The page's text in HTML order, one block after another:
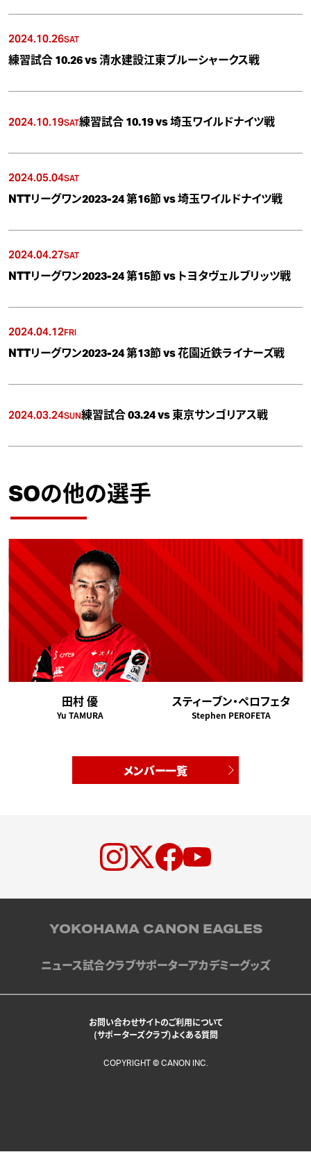
2024.10.26SAT
練習試合 10.26 vs 清水建設江東ブルーシャークス戦
2024.10.19SAT練習試合 10.19 vs 埼玉ワイルドナイツ戦
2024.05.04SAT
NTTリーグワン2023-24 第16節 vs 埼玉ワイルドナイツ戦
2024.04.27SAT
NTTリーグワン2023-24 第15節 vs トヨタヴェルブリッツ戦
2024.04.12FRI
NTTリーグワン2023-24 第13節 vs 花園近鉄ライナーズ戦
2024.03.24SUN練習試合 03.24 vs 東京サンゴリアス戦
SOの他の選手
田村 優
Yu TAMURA
スティーブン・ペロフェタ
Stephen PEROFETA
メンバー一覧
YOKOHAMA CANON EAGLES
ニュース試合クラブサポーターアカデミーグッズ
お問い合わせサイトのご利用について
(サポーターズクラブ)よくある質問
COPYRIGHT © CANON INC.